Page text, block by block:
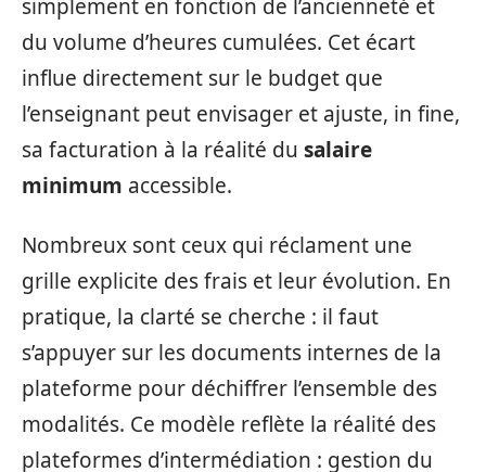
simplement en fonction de l’ancienneté et
du volume d’heures cumulées. Cet écart
influe directement sur le budget que
l’enseignant peut envisager et ajuste, in fine,
sa facturation à la réalité du salaire
minimum accessible.
Nombreux sont ceux qui réclament une
grille explicite des frais et leur évolution. En
pratique, la clarté se cherche : il faut
s’appuyer sur les documents internes de la
plateforme pour déchiffrer l’ensemble des
modalités. Ce modèle reflète la réalité des
plateformes d’intermédiation : gestion du